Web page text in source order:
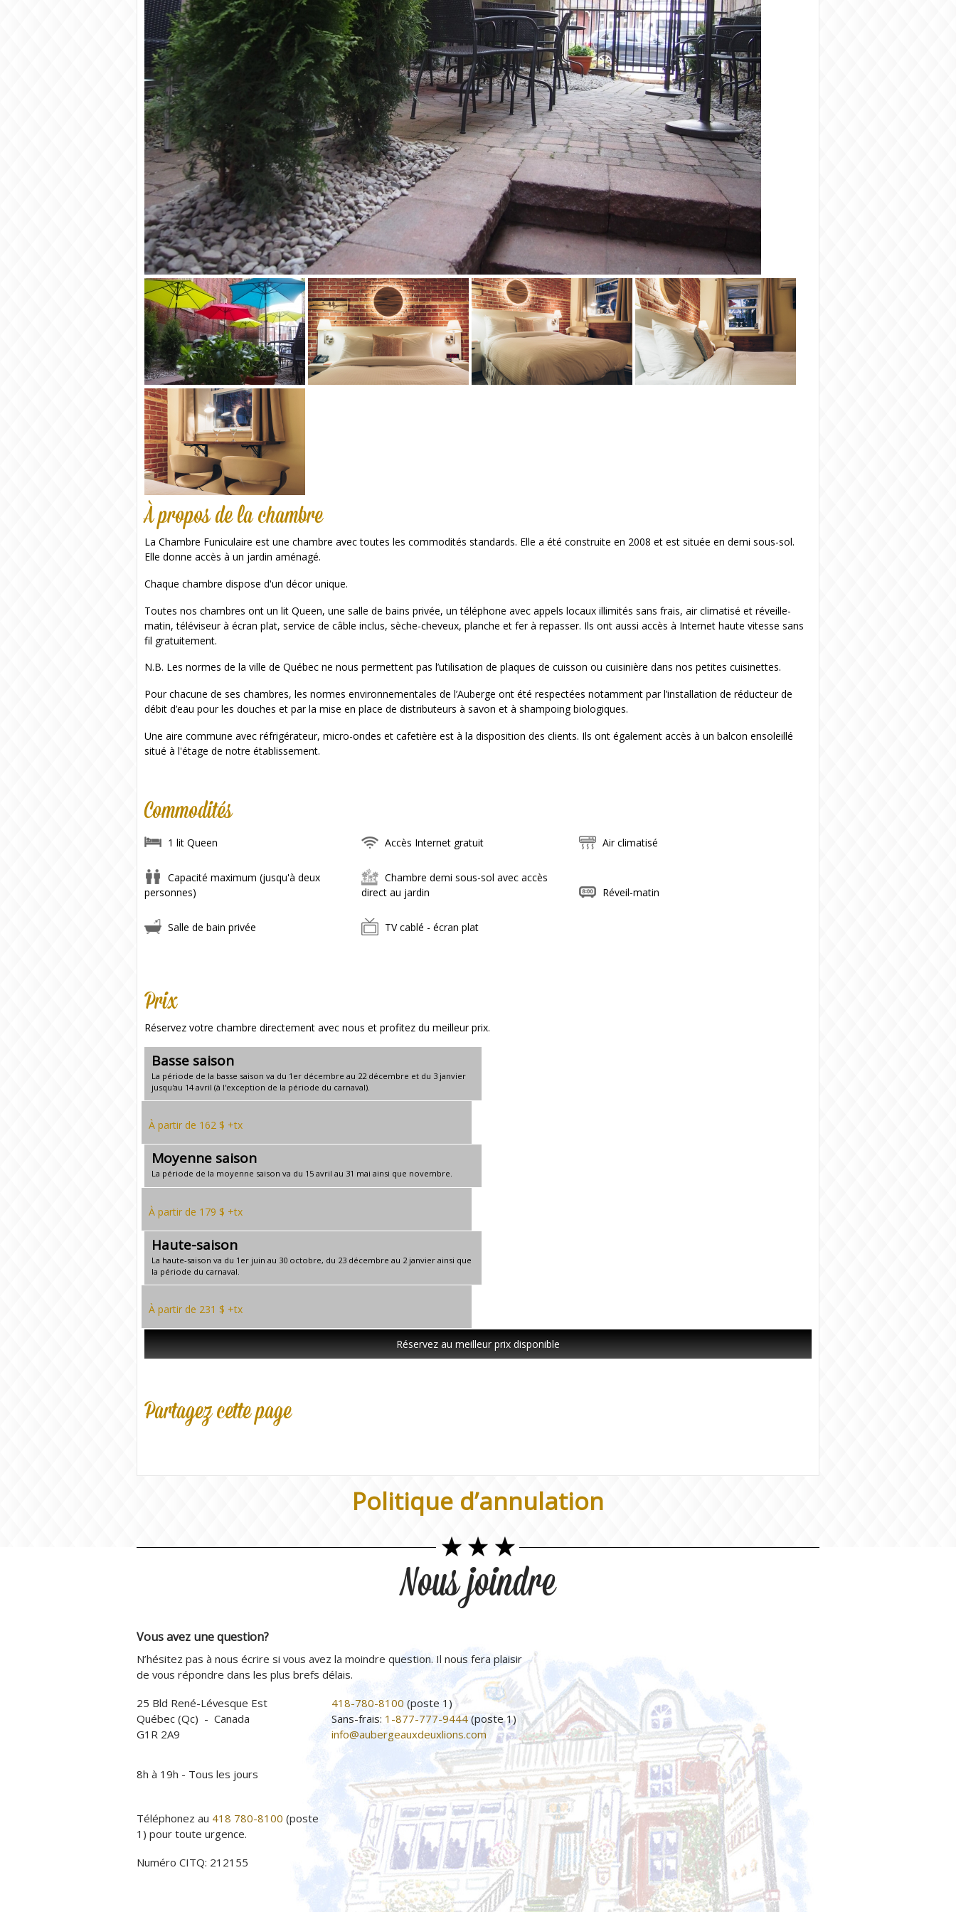
À propos de la chambre
La Chambre Funiculaire est une chambre avec toutes les commodités standards. Elle a été construite en 2008 et est située en demi sous-sol.
Elle donne accès à un jardin aménagé.
Chaque chambre dispose d'un décor unique.
Toutes nos chambres ont un lit Queen, une salle de bains privée, un téléphone avec appels locaux illimités sans frais, air climatisé et réveille-
matin, téléviseur à écran plat, service de câble inclus, sèche-cheveux, planche et fer à repasser. Ils ont aussi accès à Internet haute vitesse sans
fil gratuitement.
N.B. Les normes de la ville de Québec ne nous permettent pas l’utilisation de plaques de cuisson ou cuisinière dans nos petites cuisinettes.
Pour chacune de ses chambres, les normes environnementales de l’Auberge ont été respectées notamment par l’installation de réducteur de
débit d’eau pour les douches et par la mise en place de distributeurs à savon et à shampoing biologiques.
Une aire commune avec réfrigérateur, micro-ondes et cafetière est à la disposition des clients. Ils ont également accès à un balcon ensoleillé
situé à l'étage de notre établissement.
Commodités
1 lit Queen Accès Internet gratuit Air climatisé
Capacité maximum (jusqu'à deux
personnes)
Chambre demi sous-sol avec accès
direct au jardin
Réveil-matin
Salle de bain privée TV cablé - écran plat
Prix
Réservez votre chambre directement avec nous et profitez du meilleur prix.
Basse saison
La période de la basse saison va du 1er décembre au 22 décembre et du 3 janvier
jusqu'au 14 avril (à l'exception de la période du carnaval).
À partir de 162 $ +tx
Moyenne saison
La période de la moyenne saison va du 15 avril au 31 mai ainsi que novembre.
À partir de 179 $ +tx
Haute-saison
La haute-saison va du 1er juin au 30 octobre, du 23 décembre au 2 janvier ainsi que
la période du carnaval.
À partir de 231 $ +tx
Réservez au meilleur prix disponible
Partagez cette page
Politique d’annulation
Nous joindre
Vous avez une question?
N’hésitez pas à nous écrire si vous avez la moindre question. Il nous fera plaisir
de vous répondre dans les plus brefs délais.
25 Bld René-Lévesque Est
Québec (Qc) - Canada
G1R 2A9
418-780-8100 (poste 1)
Sans-frais: 1-877-777-9444 (poste 1)
info@aubergeauxdeuxlions.com
8h à 19h - Tous les jours
Téléphonez au 418 780-8100 (poste
1) pour toute urgence.
Numéro CITQ: 212155